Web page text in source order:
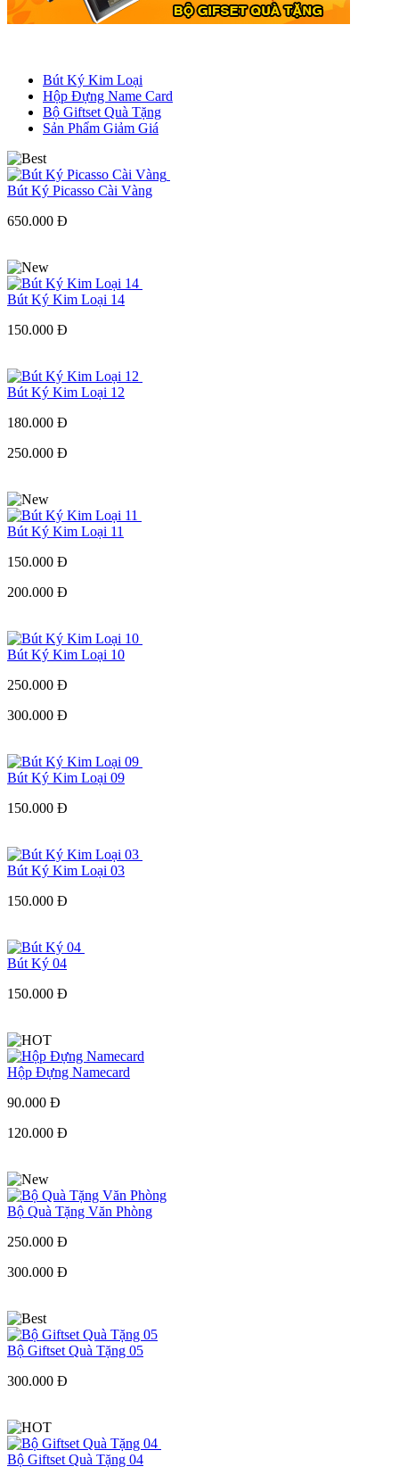
Bút Ký Kim Loại
Hộp Đựng Name Card
Bộ Giftset Quà Tặng
Sản Phẩm Giảm Giá
Bút Ký Picasso Cài Vàng
650.000 Đ
Bút Ký Kim Loại 14
150.000 Đ
Bút Ký Kim Loại 12
180.000 Đ
250.000 Đ
Bút Ký Kim Loại 11
150.000 Đ
200.000 Đ
Bút Ký Kim Loại 10
250.000 Đ
300.000 Đ
Bút Ký Kim Loại 09
150.000 Đ
Bút Ký Kim Loại 03
150.000 Đ
Bút Ký 04
150.000 Đ
Hộp Đựng Namecard
90.000 Đ
120.000 Đ
Bộ Quà Tặng Văn Phòng
250.000 Đ
300.000 Đ
Bộ Giftset Quà Tặng 05
300.000 Đ
Bộ Giftset Quà Tặng 04